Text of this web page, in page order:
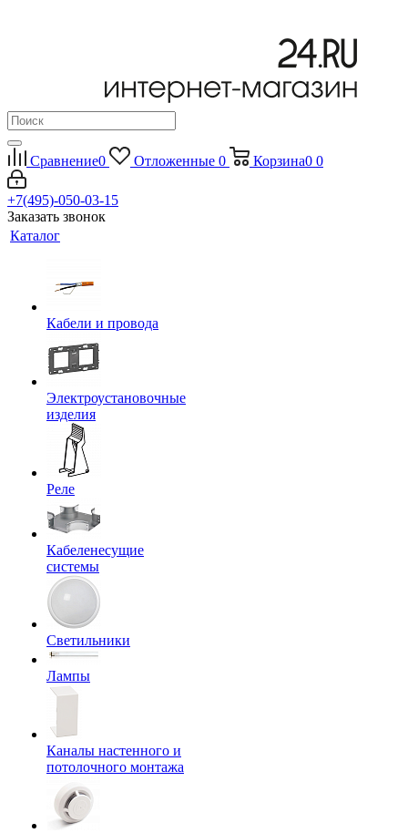
Сравнение0 Отложенные 0 Корзина0 0
+7(495)-050-03-15
Заказать звонок
Каталог
Кабели и провода
Электроустановочные
изделия
Реле
Кабеленесущие
системы
Светильники
Лампы
Каналы настенного и
потолочного монтажа